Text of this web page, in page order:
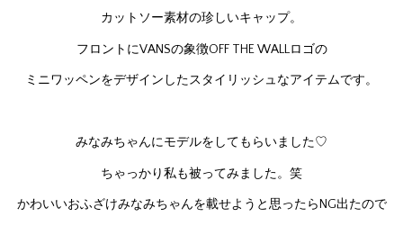
カットソー素材の珍しいキャップ。
フロントにVANSの象徴OFF THE WALLロゴの
ミニワッペンをデザインしたスタイリッシュなアイテムです。
みなみちゃんにモデルをしてもらいました♡
ちゃっかり私も被ってみました。笑
かわいいおふざけみなみちゃんを載せようと思ったらNG出たので